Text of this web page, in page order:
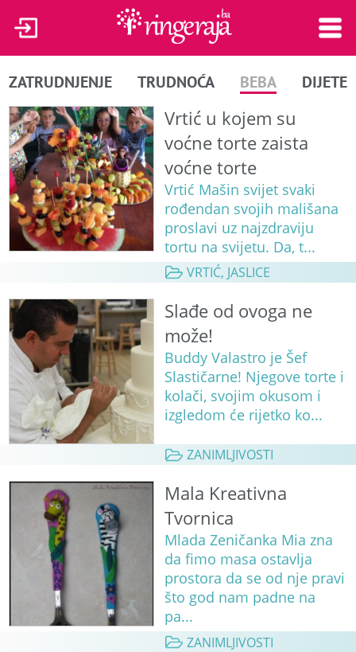
ZATRUDNJENJE TRUDNOĆA BEBA DIJETE
Vrtić u kojem su
voćne torte zaista
voćne torte
Vrtić Mašin svijet svaki
rođendan svojih mališana
proslavi uz najzdraviju
tortu na svijetu. Da, t...
VRTIĆ, JASLICE
Slađe od ovoga ne
može!
Buddy Valastro je Šef
Slastičarne! Njegove torte i
kolači, svojim okusom i
izgledom će rijetko ko...
ZANIMLJIVOSTI
Mala Kreativna
Tvornica
Mlada Zeničanka Mia zna
da fimo masa ostavlja
prostora da se od nje pravi
što god nam padne na
pa...
ZANIMLJIVOSTI